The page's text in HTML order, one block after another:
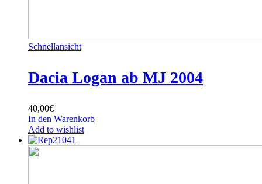
Schnellansicht
Dacia Logan ab MJ 2004
40,00€
In den Warenkorb
Add to wishlist